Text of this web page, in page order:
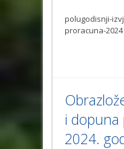
polugodisnji-
proracuna-2024
i dopuna
2024.